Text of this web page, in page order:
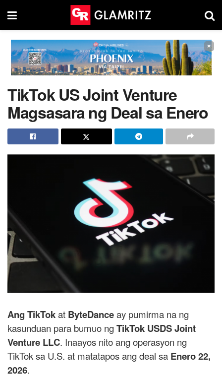
×
TikTok US Joint Venture
Magsasara ng Deal sa Enero
Ang TikTokat ByteDanceay pumirma na ng
kasunduan para bumuo ngTikTok USDS Joint
Venture LLC. Inaayos nito ang operasyon ng
TikTok sa U.S. at matatapos ang deal sa Enero 22,
2026.